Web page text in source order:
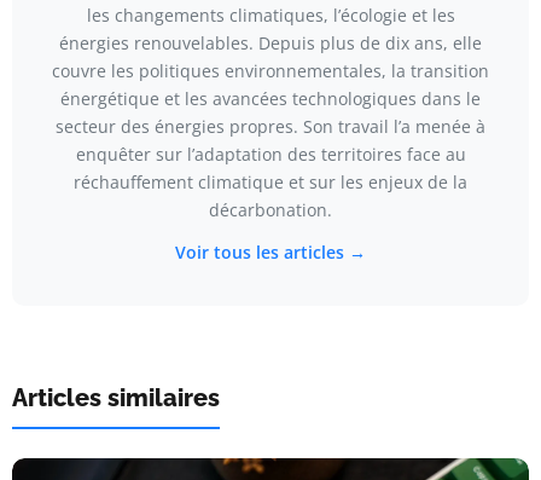
les changements climatiques, l’écologie et les
énergies renouvelables. Depuis plus de dix ans, elle
couvre les politiques environnementales, la transition
énergétique et les avancées technologiques dans le
secteur des énergies propres. Son travail l’a menée à
enquêter sur l’adaptation des territoires face au
réchauffement climatique et sur les enjeux de la
décarbonation.
Voir tous les articles →
Articles similaires